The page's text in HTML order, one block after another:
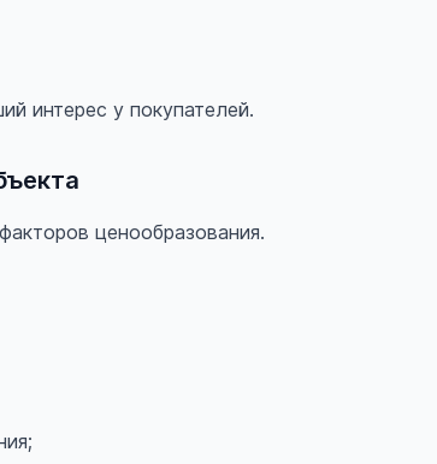
интерес у покупателей.
ценообразования.